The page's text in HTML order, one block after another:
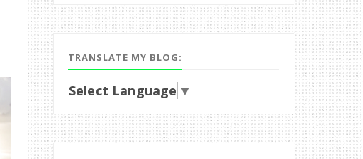
TRANSLATE MY BLOG:
Select Language ▼